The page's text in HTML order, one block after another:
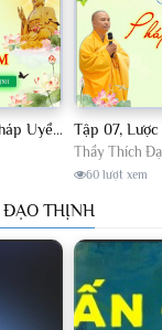
Tập 08, Lược Giảng về Pháp Uyển Châu Lâm, Chủ giảng TT. Thích Đạo Thịnh.
Thầy Thích
60 lượt xem
THỊNH